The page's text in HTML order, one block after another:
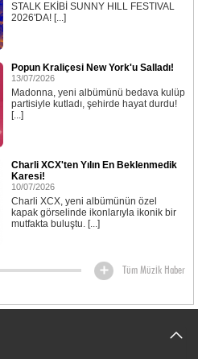
STALK EKİBİ SUNNY HILL FESTIVAL
2026'DA! [...]
Popun Kraliçesi New York'u Salladı!
13/07/2026
Madonna, yeni albümünü bedava kulüp
partisiyle kutladı, şehirde hayat durdu!
[...]
Charli XCX'ten Yılın En Beklenmedik
Karesi!
10/07/2026
Charli XCX, yeni albümünün özel
kapak görselinde ikonlarıyla ikonik bir
mutfakta buluştu. [...]
Tüm Müzik Haber